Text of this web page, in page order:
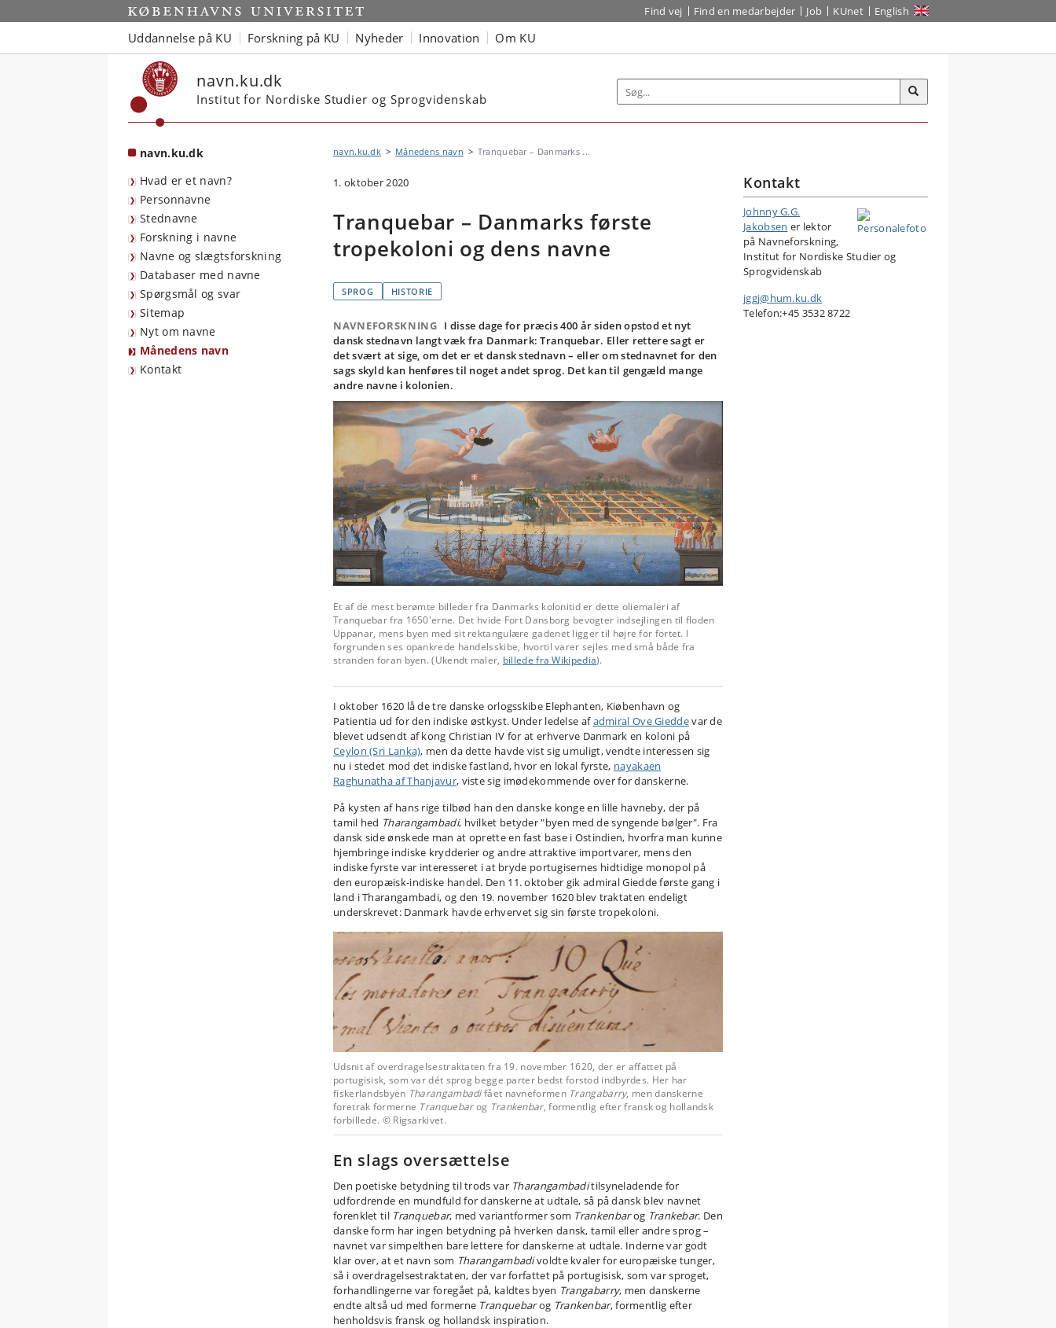
Start Find vej Find en medarbejder Job KUnet English
Uddannelse på KU Forskning på KU Nyheder Innovation Om KU
navn.ku.dk
Institut for Nordiske Studier og Sprogvidenskab
navn.ku.dk
Hvad er et navn?
Personnavne
Stednavne
Forskning i navne
Navne og slægtsforskning
Databaser med navne
Spørgsmål og svar
Sitemap
Nyt om navne
Månedens navn
Kontakt
navn.ku.dk Månedens navn Tranquebar – Danmarks ...
1. oktober 2020
Tranquebar – Danmarks første
tropekoloni og dens navne
SPROG HISTORIE
NAVNEFORSKNING I disse dage for præcis 400 år siden opstod et nyt
dansk stednavn langt væk fra Danmark: Tranquebar. Eller rettere sagt er
det svært at sige, om det er et dansk stednavn – eller om stednavnet for den
sags skyld kan henføres til noget andet sprog. Det kan til gengæld mange
andre navne i kolonien.
Et af de mest berømte billeder fra Danmarks kolonitid er dette oliemaleri af
Tranquebar fra 1650'erne. Det hvide Fort Dansborg bevogter indsejlingen til floden
Uppanar, mens byen med sit rektangulære gadenet ligger til højre for fortet. I
forgrunden ses opankrede handelsskibe, hvortil varer sejles med små både fra
stranden foran byen. (Ukendt maler, billede fra Wikipedia).
I oktober 1620 lå de tre danske orlogsskibe Elephanten, Kiøbenhavn og
Patientia ud for den indiske østkyst. Under ledelse afadmiral Ove Gieddevar de
blevet udsendt af kong Christian IV for at erhverve Danmark en koloni på
Ceylon (Sri Lanka), men da dette havde vist sig umuligt, vendte interessen sig
nu i stedet mod det indiske fastland, hvor en lokal fyrste, nayakaen
Raghunatha af Thanjavur, viste sig imødekommende over for danskerne.
På kysten af hans rige tilbød han den danske konge en lille havneby, der på
tamil hed Tharangambadi, hvilket betyder "byen med de syngende bølger". Fra
dansk side ønskede man at oprette en fast base i Ostindien, hvorfra man kunne
hjembringe indiske krydderier og andre attraktive importvarer, mens den
indiske fyrste var interesseret i at bryde portugisernes hidtidige monopol på
den europæisk-indiske handel. Den 11. oktober gik admiral Giedde første gang i
land i Tharangambadi, og den 19. november 1620 blev traktaten endeligt
underskrevet: Danmark havde erhvervet sig sin første tropekoloni.
Udsnit af overdragelsestraktaten fra 19. november 1620, der er affattet på
portugisisk, som var dét sprog begge parter bedst forstod indbyrdes. Her har
fiskerlandsbyen Tharangambadifået navneformen Trangabarry, men danskerne
foretrak formerne Tranquebarog Trankenbar, formentlig efter fransk og hollandsk
forbillede. © Rigsarkivet.
En slags oversættelse
Den poetiske betydning til trods var Tharangambaditilsyneladende for
udfordrende en mundfuld for danskerne at udtale, så på dansk blev navnet
forenklet til Tranquebar, med variantformer som Trankenbarog Trankebar. Den
danske form har ingen betydning på hverken dansk, tamil eller andre sprog –
navnet var simpelthen bare lettere for danskerne at udtale. Inderne var godt
klar over, at et navn som Tharangambadivoldte kvaler for europæiske tunger,
så i overdragelsestraktaten, der var forfattet på portugisisk, som var sproget,
forhandlingerne var foregået på, kaldtes byen Trangabarry, men danskerne
endte altså ud med formerne Tranquebarog Trankenbar, formentlig efter
henholdsvis fransk og hollandsk inspiration.
Kontakt
Johnny G.G.
Jakobsen er lektor
på Navneforskning,
Institut for Nordiske Studier og
Sprogvidenskab
jggj@hum.ku.dk
Telefon:+45 3532 8722